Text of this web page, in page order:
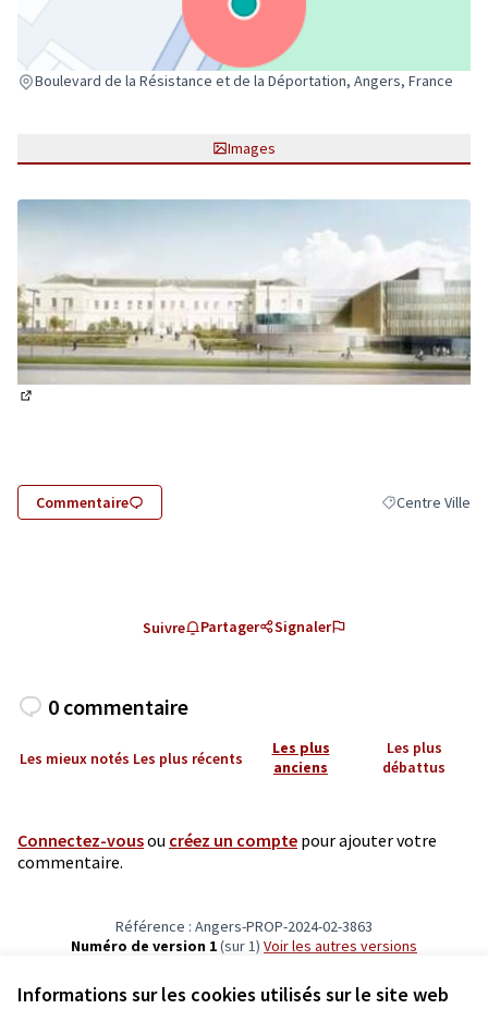
Informations sur les cookies utilisés sur le site web
Boulevard de la Résistance et de la Déportation, Angers, France
(Lien externe)
Images
Commentaire Filtrer les
Centre Ville
Suivre Partager Signaler
0 commentaire
Les mieux notés Les plus récents
Les plus
anciens
Les plus
débattus
Connectez-vousou créez un compte pour ajouter votre
commentaire.
Référence : Angers-PROP-2024-02-3863
Numéro de version 1(sur 1)
voir les autres versions